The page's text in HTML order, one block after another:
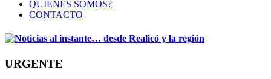
QUIENES SOMOS?
CONTACTO
URGENTE